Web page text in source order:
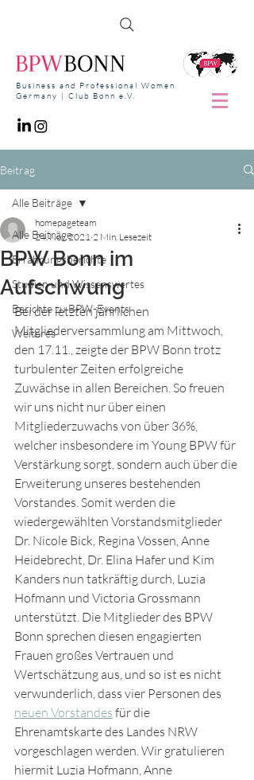
Business and Professional Women
Germany | Club Bonn e.V.
Beitrag
Alle Beiträge
Erfahrungsberichte
Studien und Wissenswertes
Berichte zu BPW-Events
Weiteres
Alle Beiträge
BPW Bonn im
Aufschwung
homepageteam
24. Nov. 2021 2 Min. Lesezeit
Bei der letzten jährlichen
Mitgliederversammlung am Mittwoch,
den 17.11., zeigte der BPW Bonn trotz
turbulenter Zeiten erfolgreiche
Zuwächse in allen Bereichen. So freuen
wir uns nicht nur über einen
Mitgliederzuwachs von über 36%,
welcher insbesondere im Young BPW für
Verstärkung sorgt, sondern auch über die
Erweiterung unseres bestehenden
Vorstandes. Somit werden die
wiedergewählten Vorstandsmitglieder
Dr. Nicole Bick, Regina Vossen, Anne
Heidebrecht, Dr. Elina Hafer und Kim
Kanders nun tatkräftig durch, Luzia
Hofmann und Victoria Grossmann
unterstützt. Die Mitglieder des BPW
Bonn sprechen diesen engagierten
Frauen großes Vertrauen und
Wertschätzung aus, und so ist es nicht
verwunderlich, dass vier Personen des
neuen Vorstandes für die
Ehrenamtskarte des Landes NRW
vorgeschlagen werden. Wir gratulieren
hiermit Luzia Hofmann, Anne